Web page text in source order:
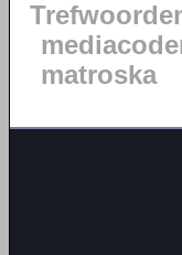
matroska